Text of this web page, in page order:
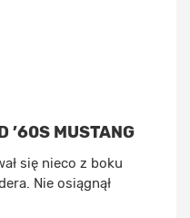
’60S MUSTANG
się nieco z boku
Nie osiągnął